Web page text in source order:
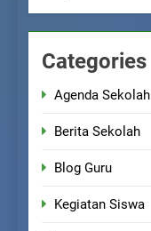
Categories
Agenda Sekolah
Berita Sekolah
Blog Guru
Kegiatan Siswa